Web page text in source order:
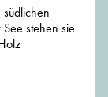
stehen sie